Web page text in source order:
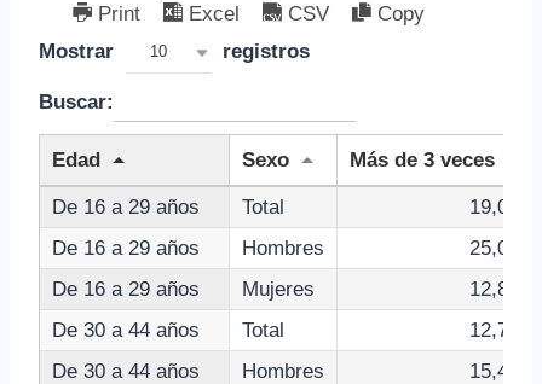
Print Excel CSV
Copy
Mostrar
10 registros
Buscar:
Edad Sexo Más de 3 veces
De 16 a 29 años Total
19,00
De 16 a 29 años
Hombres
25,00
De 16 a 29 años
Mujeres
12,80
De 30 a 44 años
Total
12,70
De 30 a 44 años
Hombres
15,40